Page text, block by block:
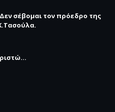
σέβομαι τον πρόεδρο της